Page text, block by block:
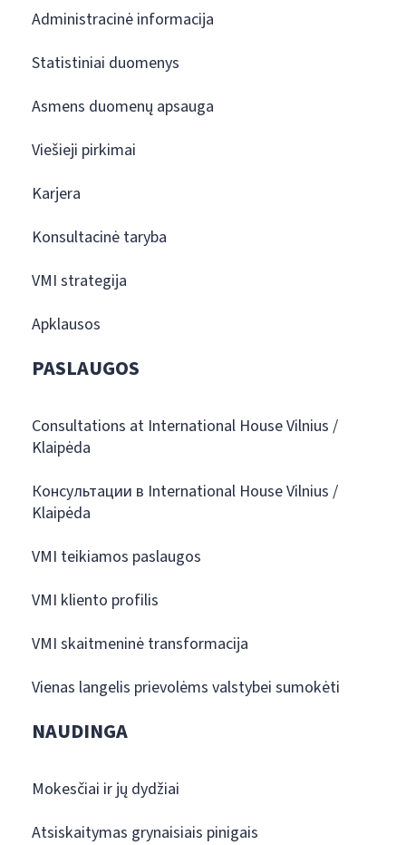
Administracinė informacija
Statistiniai duomenys
Asmens duomenų apsauga
Viešieji pirkimai
Karjera
Konsultacinė taryba
VMI strategija
Apklausos
PASLAUGOS
Consultations at International House Vilnius /
Klaipėda
Консультации в International House Vilnius /
Klaipėda
VMI teikiamos paslaugos
VMI kliento profilis
VMI skaitmeninė transformacija
Vienas langelis prievolėms valstybei sumokėti
NAUDINGA
Mokesčiai ir jų dydžiai
Atsiskaitymas grynaisiais pinigais